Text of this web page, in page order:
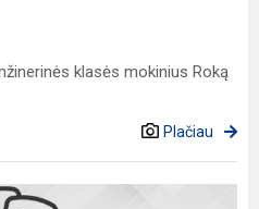
klasės mokinius Roką
Plačiau